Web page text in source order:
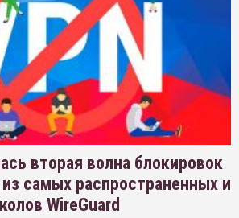
вторая волна блокировок
самых распространенных и
WireGuard